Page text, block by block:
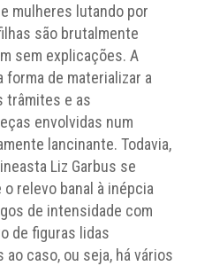
mulheres lutando por
são brutalmente
sem explicações. A
de materializar a
trâmites e as
envolvidas num
lancinante. Todavia,
Liz Garbus se
relevo banal à inépcia
de intensidade com
de figuras lidas
caso, ou seja, há vários